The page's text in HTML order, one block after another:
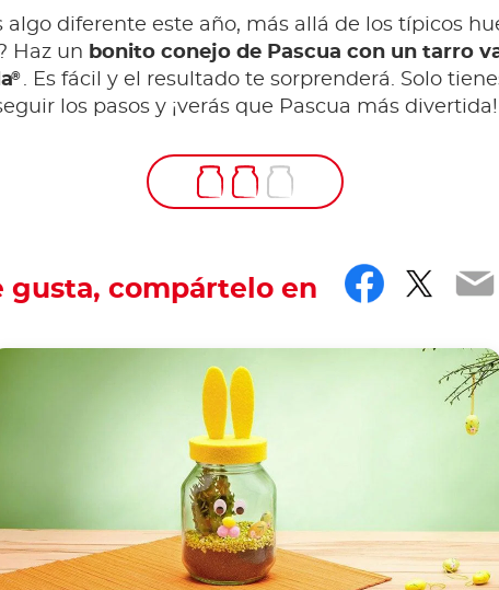
algo diferente este año, más allá de los típicos
Haz un bonito conejo de Pascua con un tarro
® . Es fácil y el resultado te sorprenderá. Solo
los pasos y ¡verás que Pascua más divertida!
gusta, compártelo en